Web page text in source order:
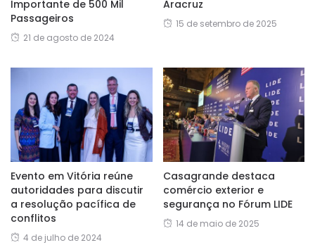
Importante de 500 Mil
Passageiros
21 de agosto de 2024
Aracruz
15 de setembro de 2025
Evento em Vitória reúne
autoridades para discutir
a resolução pacífica de
conflitos
4 de julho de 2024
Casagrande destaca
comércio exterior e
segurança no Fórum LIDE
14 de maio de 2025